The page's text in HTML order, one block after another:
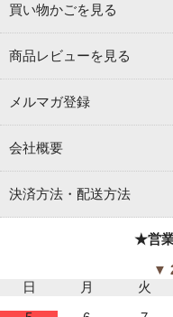
買い物かごを見る
商品レビューを見る
メルマガ登録
会社概要
決済方法・配送方法
★営
▼
日
月 火